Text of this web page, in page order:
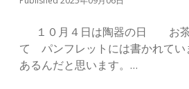
１０月４日は陶器の日 お茶
て パンフレットには書かれてい
あるんだと思います。…